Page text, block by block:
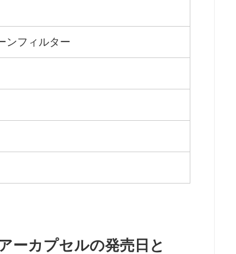
ンフィルター
ーカプセルの発売日と